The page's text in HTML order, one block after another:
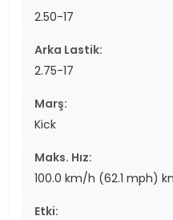
2.50-17
Arka Lastik:
2.75-17
Marş:
Kick
Maks. Hız:
100.0 km/h (62.1 mph)
Etki: